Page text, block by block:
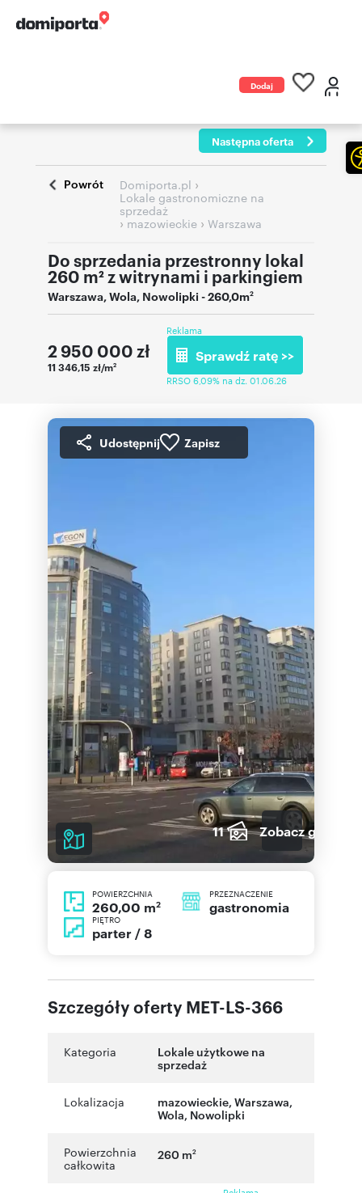
Dodaj
Następna oferta
Powrót Domiporta.pl ›
Lokale gastronomiczne na
sprzedaż
›mazowieckie › Warszawa
Do sprzedania przestronny lokal
260 m² z witrynami i parkingiem
Warszawa,Wola, Nowolipki - 260,0m2
2 950 000 zł
11 346,15 zł/m2
Reklama
Sprawdź ratę >>
RRSO 6,09% na dz. 01.06.26
Udostępnij Zapisz
11 Zobacz galerię
POWIERZCHNIA
260,00 m2
PRZEZNACZENIE
gastronomia
PIĘTRO
parter / 8
Szczegóły oferty MET-LS-366
Kategoria
Lokale użytkowe na
sprzedaż
Lokalizacja mazowieckie, Warszawa,
Wola, Nowolipki
Powierzchnia
całkowita
260 m2